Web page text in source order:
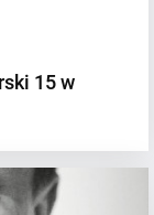
15 w